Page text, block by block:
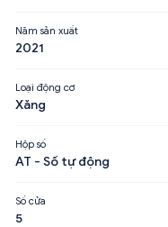
Năm sản xuất
2021
Loại động cơ
Xăng
Hộp số
AT - Số tự động
Số cửa
5